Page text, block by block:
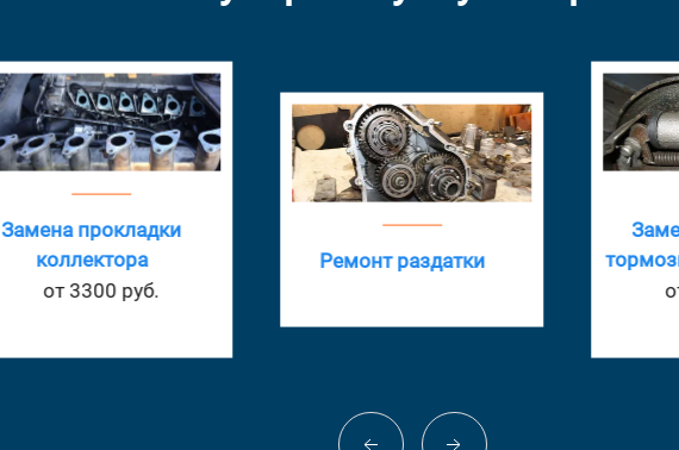
Замена прокладки
коллектора
от 3300 руб.
Ремонт раздатки